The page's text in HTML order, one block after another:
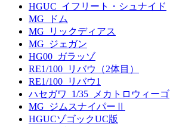
HGUC_イフリート・シュナイド
MG_ドム
MG_リックディアス
MG_ジェガン
HG00_ガラッゾ
RE1/100_リバウ（2体目）
RE1/100_リバウ1
ハセガワ_1/35_メカトロウィーゴ
MG_ジムスナイパーⅡ
HGUCゾゴックUC版